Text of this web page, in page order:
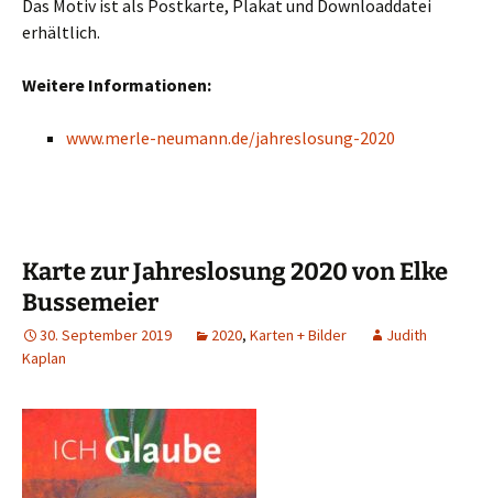
Das Motiv ist als Postkarte, Plakat und Downloaddatei
erhältlich.
Weitere Informationen:
www.merle-neumann.de/jahreslosung-2020
Karte zur Jahreslosung 2020 von Elke
Bussemeier
30. September 2019 2020, Karten + Bilder
Judith
Kaplan